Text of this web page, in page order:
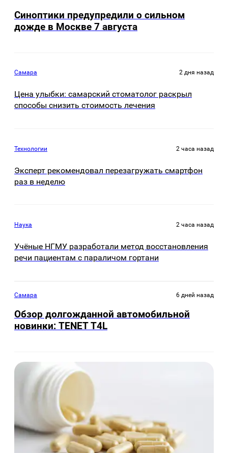
Синоптики предупредили о сильном
дожде в Москве 7 августа
Самара 2 дня назад
Цена улыбки: самарский стоматолог раскрыл
способы снизить стоимость лечения
Технологии 2 часа назад
Эксперт рекомендовал перезагружать смартфон
раз в неделю
Наука 2 часа назад
Учёные НГМУ разработали метод восстановления
речи пациентам с параличом гортани
Самара 6 дней назад
Обзор долгожданной автомобильной
новинки: TENET Т4L